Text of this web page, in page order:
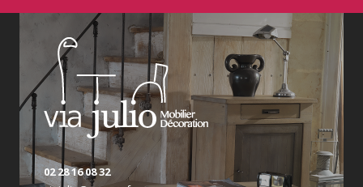
02 28 16 08 32